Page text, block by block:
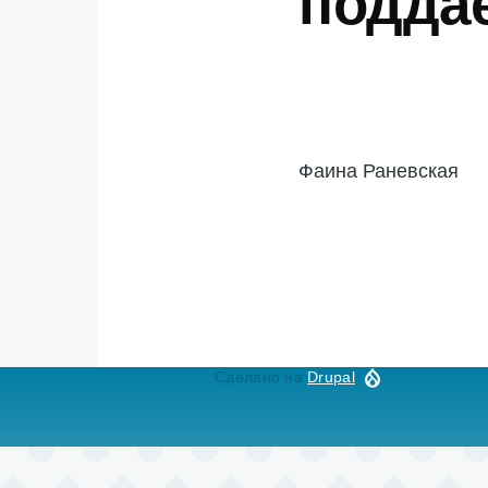
Фаина Раневская
Сделано на Drupal